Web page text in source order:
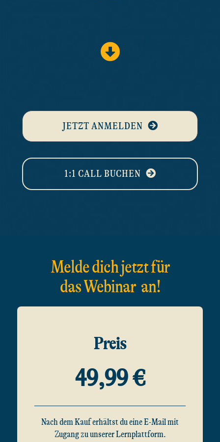
JETZT ANMELDEN
1:1 CALL BUCHEN
Melde dich jetzt für
das Webinar an!
Preis
49,99 €
Nach dem Kauf erhältst du eine E-Mail mit
Zugang zu unserer Lernplattform.